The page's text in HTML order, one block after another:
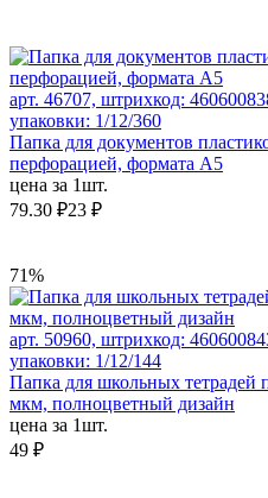
арт. 46707, штрихкод:
упаковки: 1/12/360
Папка для документов
перфорацией, формата А5
цена за 1шт.
79.30 ₽23 ₽
71%
арт. 50960, штрихкод:
упаковки: 1/12/144
Папка для школьных тетрадей
мкм, полноцветный дизайн
цена за 1шт.
49 ₽